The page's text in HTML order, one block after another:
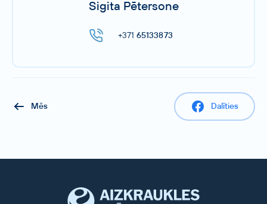
Sigita Pētersone
+371 65133873
Mēs Dalīties